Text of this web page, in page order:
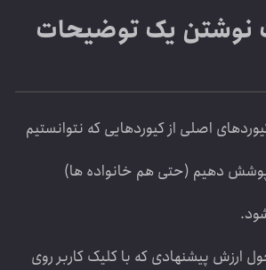
یک توضیحات
اصلی از کیوردهایی که نتوانستیم
پوشش دهیم (حتی هم خانواده ها)
ارزش پیشنهادی که با کلیک کاربر روی